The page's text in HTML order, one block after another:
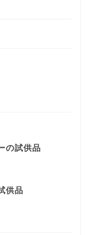
の試供品
供品